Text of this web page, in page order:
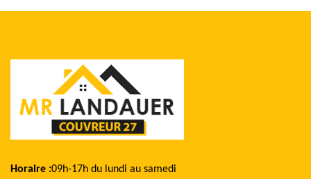
Horaire :09h-17h du lundi au samedi